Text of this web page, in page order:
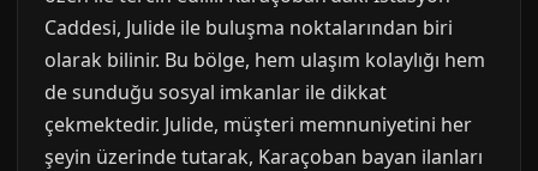
Caddesi, Julide ile buluşma noktalarından biri
olarak bilinir. Bu bölge, hem ulaşım kolaylığı hem
de sunduğu sosyal imkanlar ile dikkat
çekmektedir. Julide, müşteri memnuniyetini her
şeyin üzerinde tutarak, Karaçoban bayan ilanları